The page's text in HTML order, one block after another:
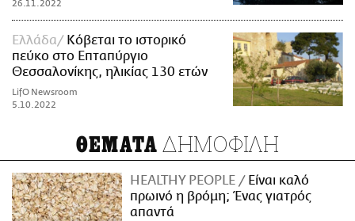
26.11.2022
Ελλάδα
Κόβεται το ιστορικό
πεύκο στο Επταπύργιο
Θεσσαλονίκης, ηλικίας 130 ετών
LifO Newsroom
5.10.2022
ΘΕΜΑΤΑ ΔΗΜΟΦΙΛΗ
HEALTHY PEOPLE
Είναι καλό
πρωινό η βρόμη; Ένας γιατρός
απαντά